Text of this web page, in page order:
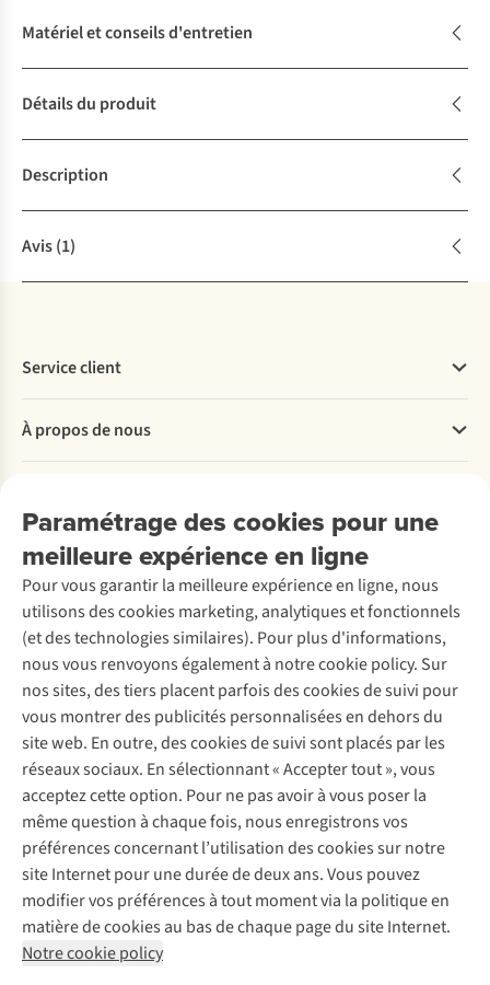
Matériel et conseils d'entretien
Détails du produit
Description
Avis(1)
Paramétrage des cookies pour une
meilleure expérience en ligne
Pour vous garantir la meilleure expérience en ligne, nous
utilisons des cookies marketing, analytiques et fonctionnels
(et des technologies similaires). Pour plus d'informations,
nous vous renvoyons également à notre cookie policy. Sur
nos sites, des tiers placent parfois des cookies de suivi pour
vous montrer des publicités personnalisées en dehors du
site web. En outre, des cookies de suivi sont placés par les
réseaux sociaux. En sélectionnant « Accepter tout », vous
acceptez cette option. Pour ne pas avoir à vous poser la
même question à chaque fois, nous enregistrons vos
préférences concernant l’utilisation des cookies sur notre
site Internet pour une durée de deux ans. Vous pouvez
modifier vos préférences à tout moment via la politique en
matière de cookies au bas de chaque page du site Internet.
Notre cookie policy
Service client
Commander
Payer
Retourner
Rétractation d'une commande
Entretien & réparations
Garantie
Contactez-nous
À propos de nous
Entreprise responsable
À propos d’Ayacucho
Nos magasins
À propos d’A.S.Adventure
Déclaration d'accessibilité
Location / Location sports d’hiver
Seconde-main
Entretien de ski
Service de lavage
Entretien de chaussures
Réparation de chaussures
Réparation de vêtements
Retouches
Pour les entreprises
Découvrez
A.S.Magazine
Explore Camp
Expertise & conseils
Abonnez-vous à la newsletter
Suivez-nous
Mentions légales
Politique de confidentialité
Conditions générales
Cookie Policy